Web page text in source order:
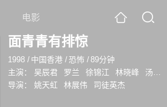
电影
面青青有排惊
1998 / 中国香港 /恐怖 /89分钟
主演：
吴辰君 罗兰 徐锦江 林晓峰
汤宝如
导演：
姚天虹 林展伟 司徒英杰